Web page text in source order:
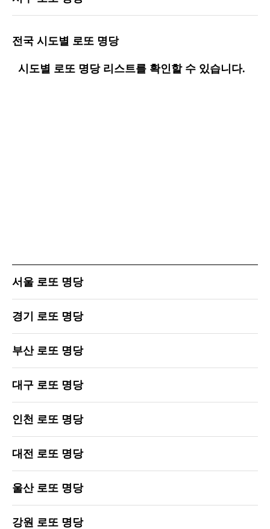
전국 시도별 로또 명당
시도별 로또 명당 리스트를 확인할 수 있습니다.
서울 로또 명당
경기 로또 명당
부산 로또 명당
대구 로또 명당
인천 로또 명당
대전 로또 명당
울산 로또 명당
강원 로또 명당